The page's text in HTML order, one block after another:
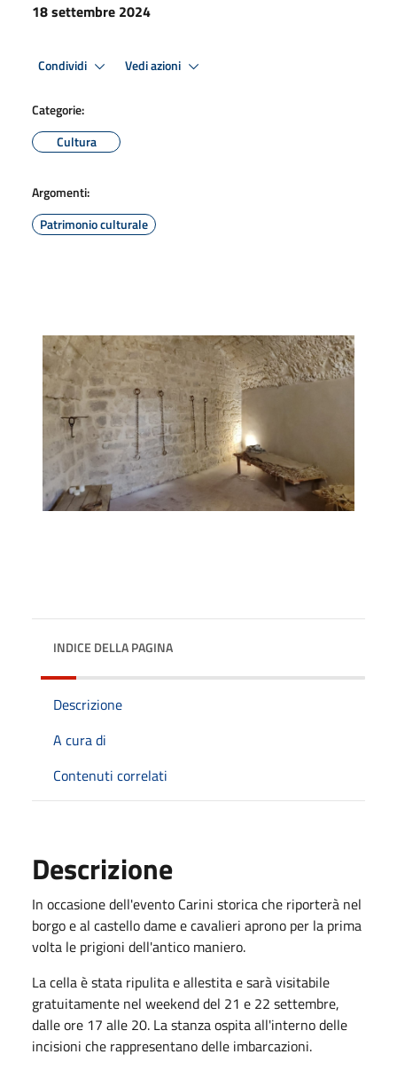
18 settembre 2024
Condividi Vedi azioni
Categorie:
Cultura
Argomenti:
Patrimonio culturale
INDICE DELLA PAGINA
Descrizione
A cura di
Contenuti correlati
Descrizione
In occasione dell'evento Carini storica che riporterà nel
borgo e al castello dame e cavalieri aprono per la prima
volta le prigioni dell'antico maniero.
La cella è stata ripulita e allestita e sarà visitabile
gratuitamente nel weekend del 21 e 22 settembre,
dalle ore 17 alle 20. La stanza ospita all'interno delle
incisioni che rappresentano delle imbarcazioni.